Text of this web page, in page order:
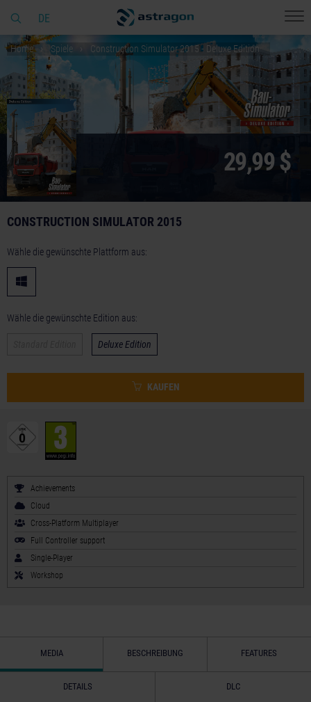
DE
Home Spiele Construction Simulator 2015 - Deluxe Edition
29,99 $
CONSTRUCTION SIMULATOR 2015
Wähle die gewünschte Plattform aus:
Wähle die gewünschte Edition aus:
Deluxe Edition
KAUFEN
Achievements
Cloud
Cross-Platform Multiplayer
Full Controller support
Single-Player
Workshop
MEDIA BESCHREIBUNG FEATURES
DETAILS DLC